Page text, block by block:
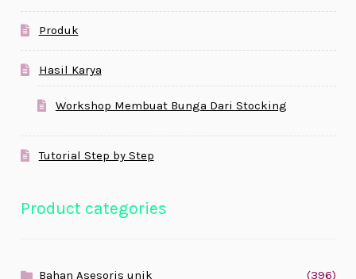
Produk
Hasil Karya
Workshop Membuat Bunga Dari Stocking
Tutorial Step by Step
Product categories
Bahan Asesoris unik (396)